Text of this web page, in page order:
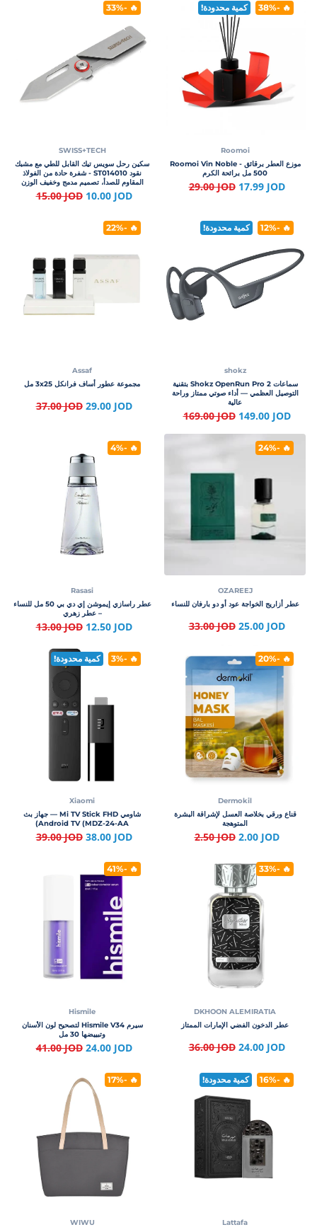
🔥 -38% كمية محدودة!
Roomoi
موزع العطر برقائق Roomoi Vin Noble -
500 مل برائحة الكرم
29.00 JOD17.99 JOD
🔥 -33%
SWISS+TECH
سكين رحل سويس تيك القابل للطي مع مشبك
نقود ST014010 - شفرة حادة من الفولاذ
المقاوم للصدأ، تصميم مدمج وخفيف الوزن
للمهام اليومية والرحلات
15.00 JOD10.00 JOD
🔥 -12% كمية محدودة!
shokz
سماعات Shokz OpenRun Pro 2 بتقنية
التوصيل العظمي — أداء صوتي ممتاز وراحة
عالية
169.00 JOD149.00 JOD
🔥 -22%
Assaf
مجموعة عطور أساف فرانكل 3x25 مل
37.00 JOD29.00 JOD
🔥 -24%
OZAREEJ
عطر أزاريج الخواجة عود أو دو بارفان للنساء
33.00 JOD25.00 JOD
🔥 -4%
Rasasi
عطر راسازي إيموشن إي دي بي 50 مل للنساء
– عطر زهري
13.00 JOD12.50 JOD
🔥 -20%
Dermokil
قناع ورقي بخلاصة العسل لإشراقة البشرة
المتوهجة
2.50 JOD2.00 JOD
🔥 -3% كمية محدودة!
Xiaomi
شاومي Mi TV Stick FHD — جهاز بث
Android TV (MDZ-24-AA)
39.00 JOD38.00 JOD
🔥 -33%
DKHOON ALEMIRATIA
عطر الدخون الفضي الإمارات الممتاز
36.00 JOD24.00 JOD
🔥 -41%
Hismile
سيرم Hismile V34 لتصحيح لون الأسنان
وتبييضها 30 مل
41.00 JOD24.00 JOD
🔥 -16% كمية محدودة!
Lattafa
🔥 -17%
WIWU